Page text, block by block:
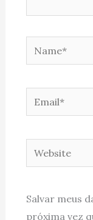
Website
Salvar meus
próxima vez